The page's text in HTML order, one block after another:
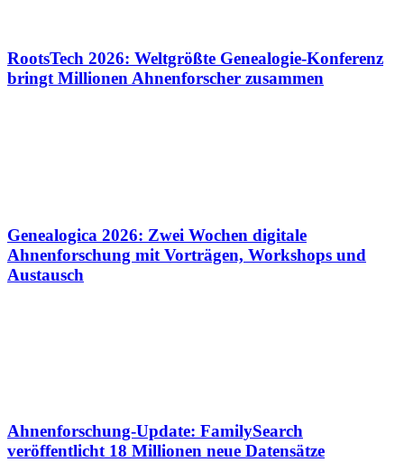
RootsTech 2026: Weltgrößte Genealogie-Konferenz
bringt Millionen Ahnenforscher zusammen
Genealogica 2026: Zwei Wochen digitale
Ahnenforschung mit Vorträgen, Workshops und
Austausch
Ahnenforschung-Update: FamilySearch
veröffentlicht 18 Millionen neue Datensätze